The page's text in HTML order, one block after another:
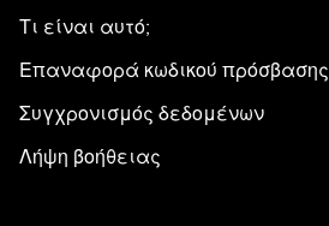
Τι είναι αυτό;
Επαναφορά κωδικού πρόσβασης
Συγχρονισμός δεδομένων
Λήψη βοήθειας